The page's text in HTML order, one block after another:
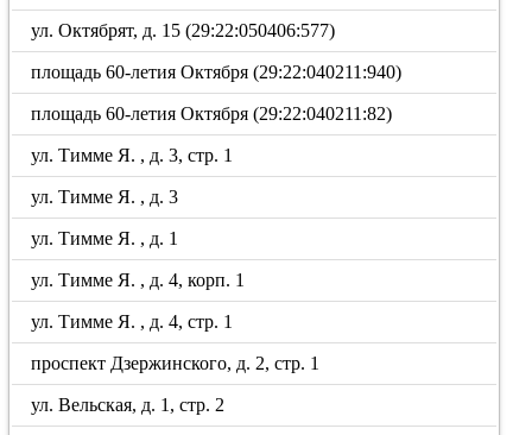
ул. Октябрят, д. 15 (29:22:050406:577)
площадь 60-летия Октября (29:22:040211:940)
площадь 60-летия Октября (29:22:040211:82)
ул. Тимме Я. , д. 3, стр. 1
ул. Тимме Я. , д. 3
ул. Тимме Я. , д. 1
ул. Тимме Я. , д. 4, корп. 1
ул. Тимме Я. , д. 4, стр. 1
проспект Дзержинского, д. 2, стр. 1
ул. Вельская, д. 1, стр. 2